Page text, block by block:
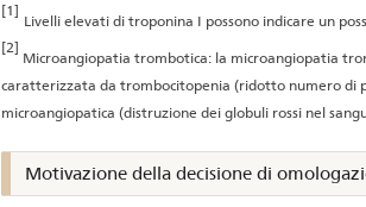
[1]
Livelli elevati di troponina I possono indicare un
[2]
Microangiopatia trombotica: la microangiopatia
caratterizzata da trombocitopenia (ridotto numero di
microangiopatica (distruzione dei globuli rossi nel
Motivazione della decisione di